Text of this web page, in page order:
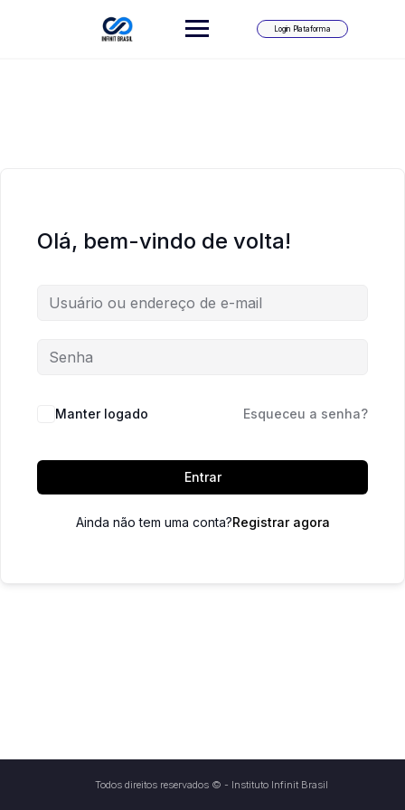
Login Plataforma
Olá, bem-vindo de volta!
Manter logado Esqueceu a senha?
Entrar
Ainda não tem uma conta?Registrar agora
Todos direitos reservados © - Instituto Infinit Brasil